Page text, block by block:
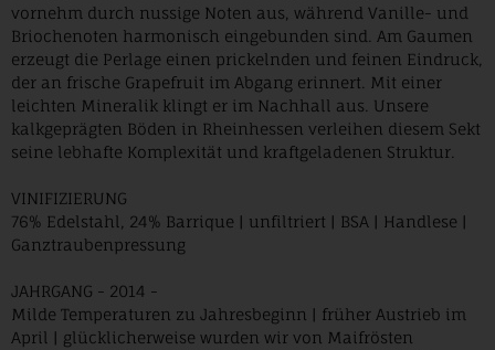
vornehm durch nussige Noten aus, während Vanille- und
Briochenoten harmonisch eingebunden sind. Am Gaumen
erzeugt die Perlage einen prickelnden und feinen Eindruck,
der an frische Grapefruit im Abgang erinnert. Mit einer
leichten Mineralik klingt er im Nachhall aus. Unsere
kalkgeprägten Böden in Rheinhessen verleihen diesem Sekt
seine lebhafte Komplexität und kraftgeladenen Struktur.
VINIFIZIERUNG
76% Edelstahl, 24% Barrique | unfiltriert | BSA | Handlese |
Ganztraubenpressung
JAHRGANG - 2014 -
Milde Temperaturen zu Jahresbeginn | früher Austrieb im
April | glücklicherweise wurden wir von Maifrösten